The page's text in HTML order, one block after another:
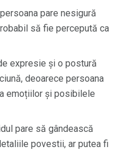
pare nesigură
să fie percepută ca
expresie și o postură
deoarece persoana
emoțiilor și posibilele
pare să gândească
povestii, ar putea fi